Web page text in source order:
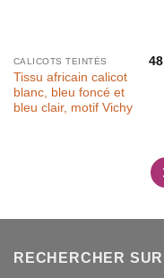
CALICOTS TEINTÉS
Tissu africain calicot
blanc, bleu foncé et
bleu clair, motif Vichy
RECHERCHER